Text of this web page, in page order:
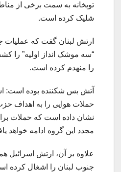
توپخانه به سمت برخی از
شلیک کرده است.
ارتش لبنان گفت که عملیات
“سه موشک انداز اولیه” را
را منهدم کرده است.
آتش بس شکننده بوده است:
حملات هوایی را به اهداف حزب
نشان داده است که حملات
مجدد این گروه ادامه خواهد
علاوه بر آن، ارتش اسرائیل
جنوب لبنان را اشغال کرده